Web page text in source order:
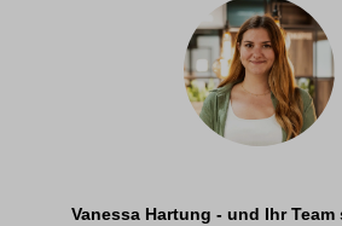
Vanessa Hartung - und Ihr